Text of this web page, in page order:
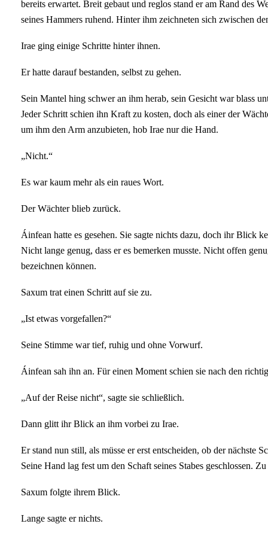
bereits erwartet. Breit gebaut und reglos stand er am Rand des
seines Hammers ruhend. Hinter ihm zeichneten sich zwischen
Irae ging einige Schritte hinter ihnen.
Er hatte darauf bestanden, selbst zu gehen.
Sein Mantel hing schwer an ihm herab, sein Gesicht war blass
Jeder Schritt schien ihn Kraft zu kosten, doch als einer der
um ihm den Arm anzubieten, hob Irae nur die Hand.
„Nicht.“
Es war kaum mehr als ein raues Wort.
Der Wächter blieb zurück.
Áinfean hatte es gesehen. Sie sagte nichts dazu, doch ihr Blick
Nicht lange genug, dass er es bemerken musste. Nicht offen
bezeichnen können.
Saxum trat einen Schritt auf sie zu.
„Ist etwas vorgefallen?“
Seine Stimme war tief, ruhig und ohne Vorwurf.
Áinfean sah ihn an. Für einen Moment schien sie nach den
„Auf der Reise nicht“, sagte sie schließlich.
Dann glitt ihr Blick an ihm vorbei zu Irae.
Er stand nun still, als müsse er erst entscheiden, ob der nächste
Seine Hand lag fest um den Schaft seines Stabes geschlossen.
Saxum folgte ihrem Blick.
Lange sagte er nichts.